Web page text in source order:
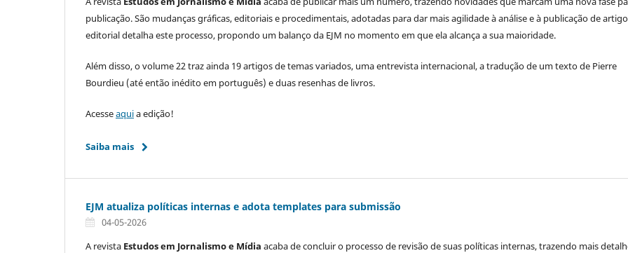
publicação. São mudanças gráficas, editoriais e procedimentais, adotadas para dar mais agilidade à análise e à publicação de
editorial detalha este processo, propondo um balanço da EJM no momento em que ela alcança a sua maioridade.
Além disso, o volume 22 traz ainda 19 artigos de temas variados, uma entrevista internacional, a tradução de um texto de Pierre
Bourdieu (até então inédito em português) e duas resenhas de livros.
Acesseaquia edição!
Saiba mais
EJM atualiza políticas internas e adota templates para submissão
04-05-2026
A revista Estudos em Jornalismo e Mídia acaba de concluir o processo de revisão de suas políticas internas, trazendo mais